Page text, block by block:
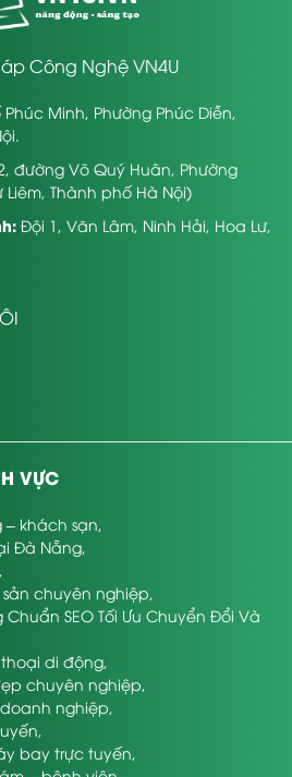
Công Nghệ VN4U
Phúc Minh, Phường Phúc Diễn,
đường Võ Quý Huân, Phường
Liêm, Thành phố Hà Nội)
Đội 1, Văn Lâm, Ninh Hải, Hoa Lư,
VỰC
– khách sạn,
Đà Nẵng,
,
chuyên nghiệp,
Chuẩn SEO Tối Ưu Chuyển Đổi Và
di động,
chuyên nghiệp,
nghiệp,
,
bay trực tuyến,